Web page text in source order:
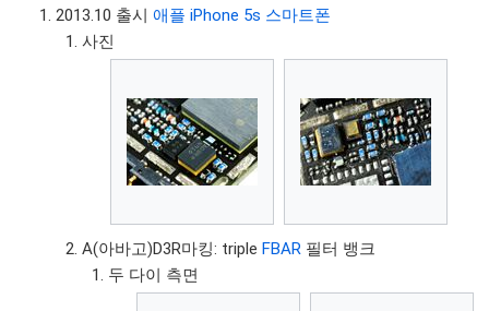
2013.10 출시애플 iPhone 5s 스마트폰
사진
A(아바고)D3R마킹: tripleFBAR 필터 뱅크
두 다이 측면